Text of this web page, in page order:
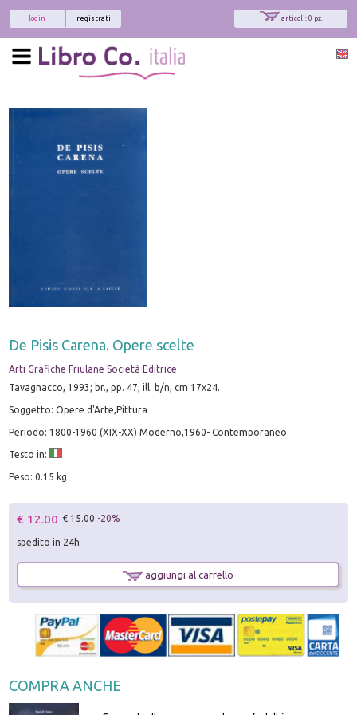
articoli: 0 pz.
registrati
login
De Pisis Carena. Opere scelte
Arti Grafiche Friulane Società Editrice
Tavagnacco, 1993; br., pp. 47, ill. b/n, cm 17x24.
Soggetto: Opere d'Arte,Pittura
Periodo: 1800-1960 (XIX-XX) Moderno,1960- Contemporaneo
Testo in:
Peso: 0.15 kg
€ 12.00 € 15.00 -20%
spedito in 24h
aggiungi al carrello
COMPRA ANCHE